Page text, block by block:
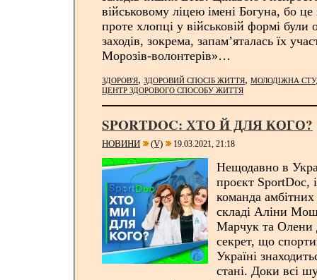
військовому ліцею імені Богуна, бо
проте хлопці у військовій формі
заходів, зокрема, запам’яталась їх
Морозів-волонтерів»…
ЗДОРОВ'Я, ЗДОРОВИЙ СПОСІБ ЖИТТЯ, МОЛОДІЖНА
ЦЕНТР ЗДОРОВОГО СПОСОБУ ЖИТТЯ
SPORTDOC: ХТО Й ДЛЯ КОГО?
НОВИНИ (V) 19.03.2021, 21:18
Нещодавно в
проєкт SportDoc,
команда
складі Аліни
Марчук та Олени
секрет, що
Україні
стані. Доки всі